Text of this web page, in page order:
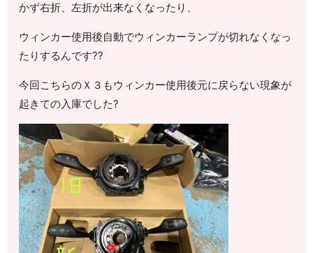
かず右折、左折が出来なくなったり、
ウィンカー使用後自動でウィンカーランプが切れなくなっ
たりするんです??
今回こちらのＸ３もウィンカー使用後元に戻らない現象が
起きての入庫でした?